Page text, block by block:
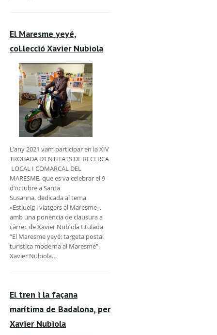
El Maresme yeyé,
col.lecció Xavier Nubiola
L’any 2021 vam participar en la XIV
TROBADA D’ENTITATS DE RECERCA
LOCAL I COMARCAL DEL
MARESME, que es va celebrar el 9
d’octubre a Santa
Susanna, dedicada al tema
«Estiueig i viatgers al Maresme»,
amb una ponència de clausura a
càrrec de Xavier Nubiola titulada
“El Maresme yeyé: targeta postal
turística moderna al Maresme”.
Xavier Nubiola…
El tren i la façana
marítima de Badalona, per
Xavier Nubiola